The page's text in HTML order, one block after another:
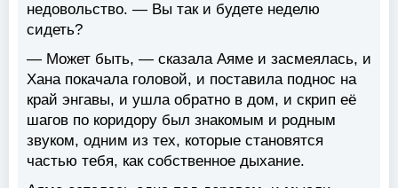
недовольство. — Вы так и будете неделю
сидеть?
— Может быть, — сказала Аяме и засмеялась, и
Хана покачала головой, и поставила поднос на
край энгавы, и ушла обратно в дом, и скрип её
шагов по коридору был знакомым и родным
звуком, одним из тех, которые становятся
частью тебя, как собственное дыхание.